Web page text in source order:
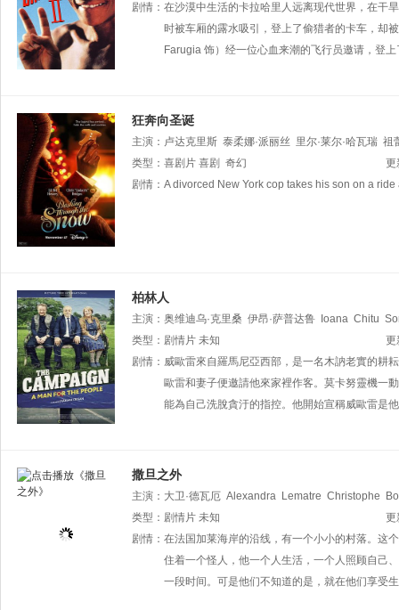
剧情： 在沙漠中生活的卡拉哈里人远离现代世界，在干
时被车厢的露水吸引，登上了偷猎者的卡车，
Farugia 饰）经一位心血来潮的飞行员邀请，登
狂奔向圣诞
主演： 卢达克里斯 泰柔娜·派丽丝 里尔·莱尔·哈瓦瑞 祖
尔特 玛丽·莱恩·莱杰斯库
Sozzi
Kingston Bell
类型： 喜剧片 喜剧 奇幻
更
剧情： A divorced New York cop takes his son on a
柏林人
主演： 奥维迪乌·克里桑 伊昂·萨普达鲁 Ioana Chitu
Ruscut Cristian Toma
类型： 剧情片 未知
更
剧情： 威歐雷來自羅馬尼亞西部，是一名木訥老實的耕
歐雷和妻子便邀請他來家裡作客。莫卡努靈機一
能為自己洗脫貪汙的指控。他開始宣稱威歐雷是
撒旦之外
主演： 大卫·德瓦厄 Alexandra Lematre Christophe
类型： 剧情片 未知
更
剧情： 在法国加莱海岸的沿线，有一个小小的村落。这
住着一个怪人，他一个人生活，一个人照顾自己
一段时间。可是他们不知道的是，就在他们享受